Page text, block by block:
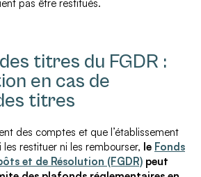
pas être restitués.
titres du FGDR :
en cas de
titres
des comptes et que l’établissement
restituer ni les rembourser, le Fonds
et de Résolution (FGDR) peut